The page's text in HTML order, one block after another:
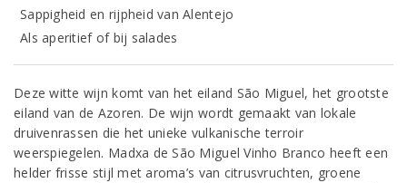
Sappigheid en rijpheid van Alentejo
Als aperitief of bij salades
Deze witte wijn komt van het eiland São Miguel, het grootste
eiland van de Azoren. De wijn wordt gemaakt van lokale
druivenrassen die het unieke vulkanische terroir
weerspiegelen. Madxa de São Miguel Vinho Branco heeft een
helder frisse stijl met aroma’s van citrusvruchten, groene